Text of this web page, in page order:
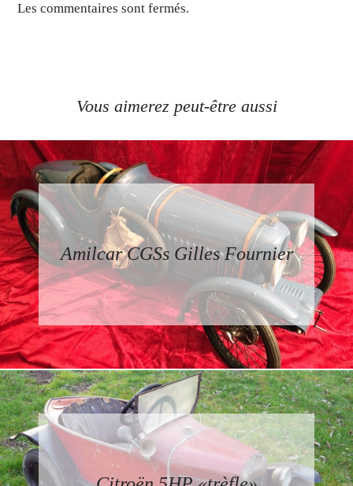
Les commentaires sont fermés.
Vous aimerez peut-être aussi
Amilcar CGSs Gilles Fournier